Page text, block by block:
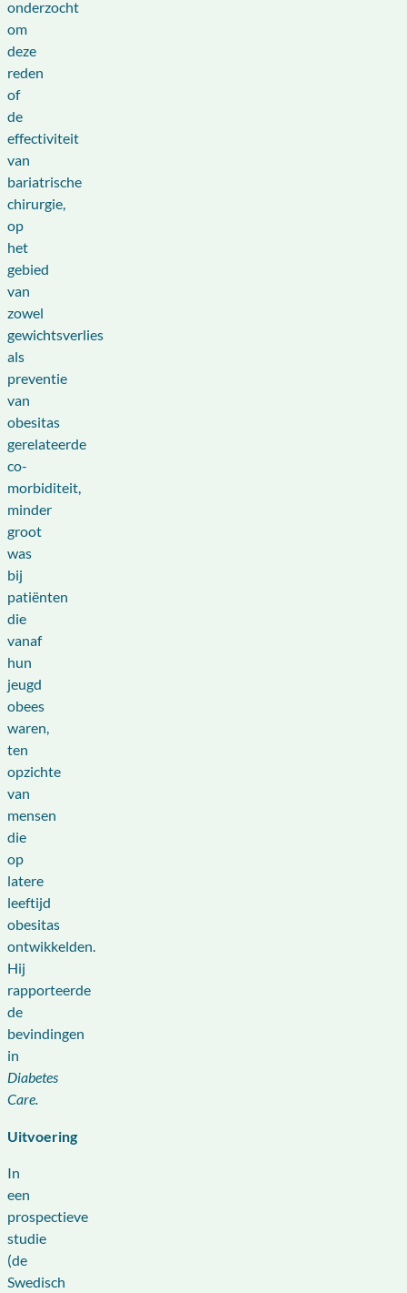
onderzocht
om
deze
reden
of
de
effectiviteit
van
bariatrische
chirurgie,
op
het
gebied
van
zowel
gewichtsverlies
als
preventie
van
obesitas
gerelateerde
co-
morbiditeit,
minder
groot
was
bij
patiënten
die
vanaf
hun
jeugd
obees
waren,
ten
opzichte
van
mensen
die
op
latere
leeftijd
obesitas
ontwikkelden.
Hij
rapporteerde
de
bevindingen
in
Diabetes
Care.
Uitvoering
In
een
prospectieve
studie
(de
Swedisch